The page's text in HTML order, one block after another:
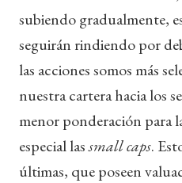
subiendo gradualmente,
seguirán rindiendo por
las acciones somos más
nuestra cartera hacia los
menor ponderación para
especial lassmall caps.
últimas, que poseen